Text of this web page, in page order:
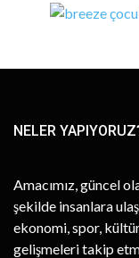
NELER
Amacımız, güncel
şekilde insanlara
ekonomi, spor,
gelişmeleri takip